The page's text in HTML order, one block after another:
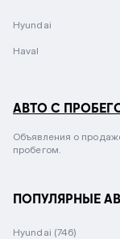
Hyundai
Haval
АВТО С
Объявления о
пробегом.
ПОПУЛЯРНЫЕ
Hyundai (746)